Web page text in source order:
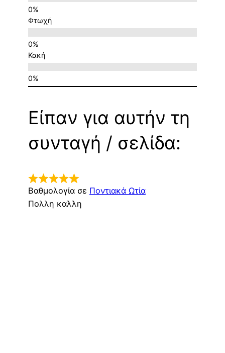
Φτωχή
Κακή
Είπαν για αυτήν τη
συνταγή / σελίδα:
Βαθμολογία σε Ποντιακά Ωτία
Πολλη καλλη